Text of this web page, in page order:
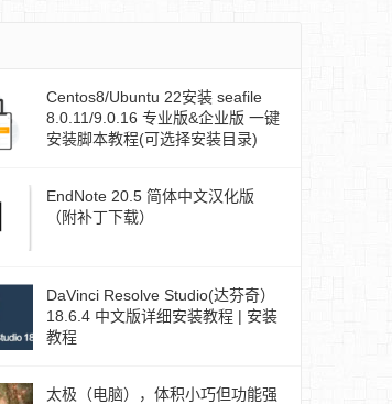
Centos8/Ubuntu 22安装 seafile
8.0.11/9.0.16 专业版&企业版 一键
安装脚本教程(可选择安装目录)
EndNote 20.5 简体中文汉化版
（附补丁下载）
DaVinci Resolve Studio(达芬奇）
18.6.4 中文版详细安装教程 | 安装
教程
太极（电脑），体积小巧但功能强